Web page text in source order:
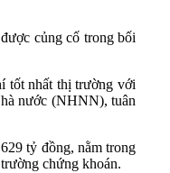
củng cố trong bối
tốt nhất thị trường với
nước (NHNN), tuân
tỷ đồng, nằm trong
chứng khoán.